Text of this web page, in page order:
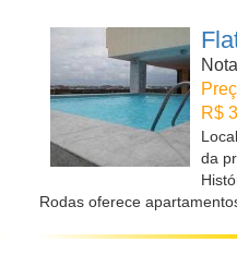
R$
da
Rodas oferece